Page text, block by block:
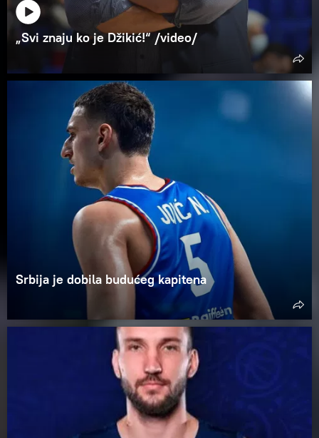
„Svi znaju ko je Džikić!“ /video/
Srbija je dobila budućeg kapitena